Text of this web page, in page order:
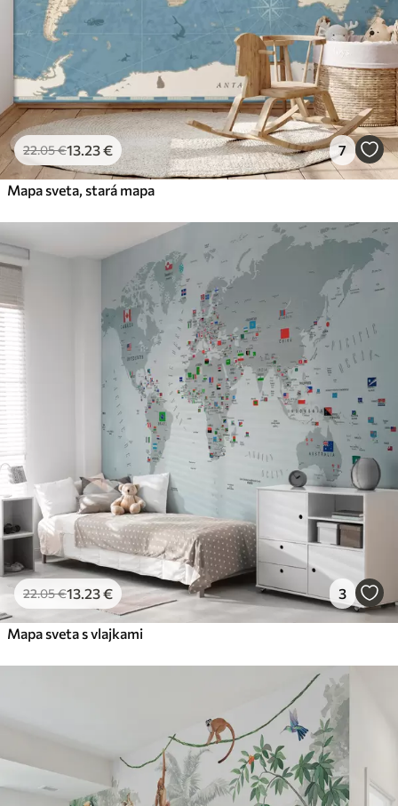
22.05€13 .23€ 7
Mapa sveta, stará mapa
22.05€13 .23€ 3
Mapa sveta s vlajkami